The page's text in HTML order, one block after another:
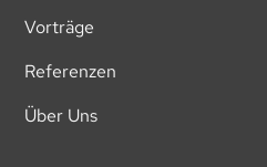
Vorträge
Referenzen
Über Uns